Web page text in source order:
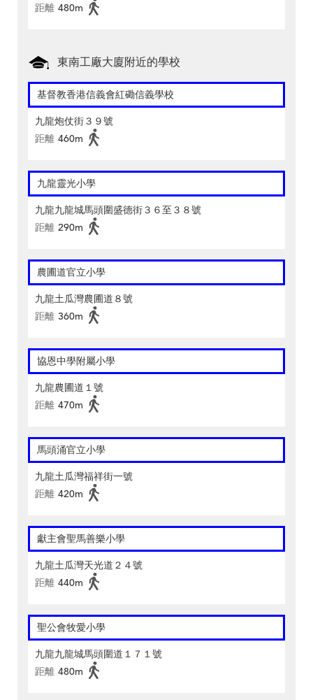
距離 480m
東南工廠大廈附近的學校
基督教香港信義會紅磡信義學校
九龍炮仗街３９號
距離 460m
九龍靈光小學
九龍九龍城馬頭圍盛德街３６至３８號
距離 290m
農圃道官立小學
九龍土瓜灣農圃道８號
距離 360m
協恩中學附屬小學
九龍農圃道１號
距離 470m
馬頭涌官立小學
九龍土瓜灣福祥街一號
距離 420m
獻主會聖馬善樂小學
九龍土瓜灣天光道２４號
距離 440m
聖公會牧愛小學
九龍九龍城馬頭圍道１７１號
距離 480m